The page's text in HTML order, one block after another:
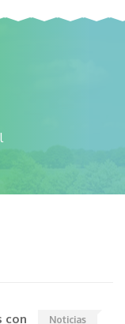
con Noticias